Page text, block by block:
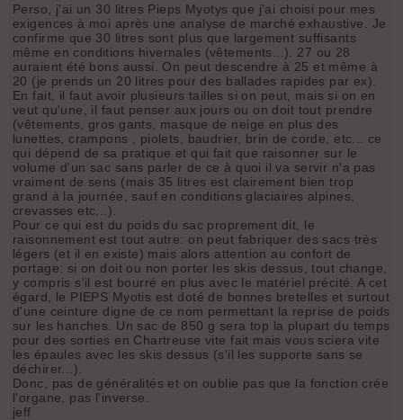
Perso, j'ai un 30 litres Pieps Myotys que j'ai choisi pour mes
exigences à moi après une analyse de marché exhaustive. Je
confirme que 30 litres sont plus que largement suffisants
même en conditions hivernales (vêtements...). 27 ou 28
auraient été bons aussi. On peut descendre à 25 et même à
20 (je prends un 20 litres pour des ballades rapides par ex).
En fait, il faut avoir plusieurs tailles si on peut, mais si on en
veut qu'une, il faut penser aux jours ou on doit tout prendre
(vêtements, gros gants, masque de neige en plus des
lunettes, crampons , piolets, baudrier, brin de corde, etc... ce
qui dépend de sa pratique et qui fait que raisonner sur le
volume d'un sac sans parler de ce à quoi il va servir n'a pas
vraiment de sens (mais 35 litres est clairement bien trop
grand à la journée, sauf en conditions glaciaires alpines,
crevasses etc...).
Pour ce qui est du poids du sac proprement dit, le
raisonnement est tout autre: on peut fabriquer des sacs très
légers (et il en existe) mais alors attention au confort de
portage: si on doit ou non porter les skis dessus, tout change,
y compris s'il est bourré en plus avec le matériel précité. A cet
égard, le PIEPS Myotis est doté de bonnes bretelles et surtout
d'une ceinture digne de ce nom permettant la reprise de poids
sur les hanches. Un sac de 850 g sera top la plupart du temps
pour des sorties en Chartreuse vite fait mais vous sciera vite
les épaules avec les skis dessus (s'il les supporte sans se
déchirer...).
Donc, pas de généralités et on oublie pas que la fonction crée
l'organe, pas l'inverse.
jeff